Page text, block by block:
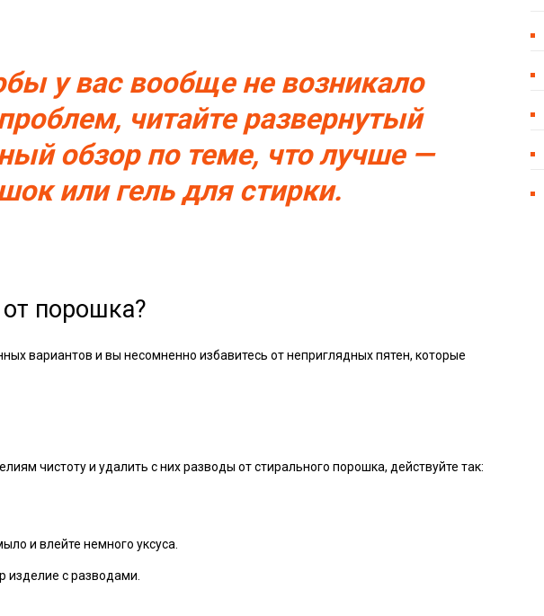
у вас вообще не возникало
читайте развернутый
обзор по теме, что лучше —
или гель для стирки.
порошка?
вариантов и вы несомненно избавитесь от неприглядных пятен, которые
чистоту и удалить с них разводы от стирального порошка, действуйте так:
и влейте немного уксуса.
изделие с разводами.